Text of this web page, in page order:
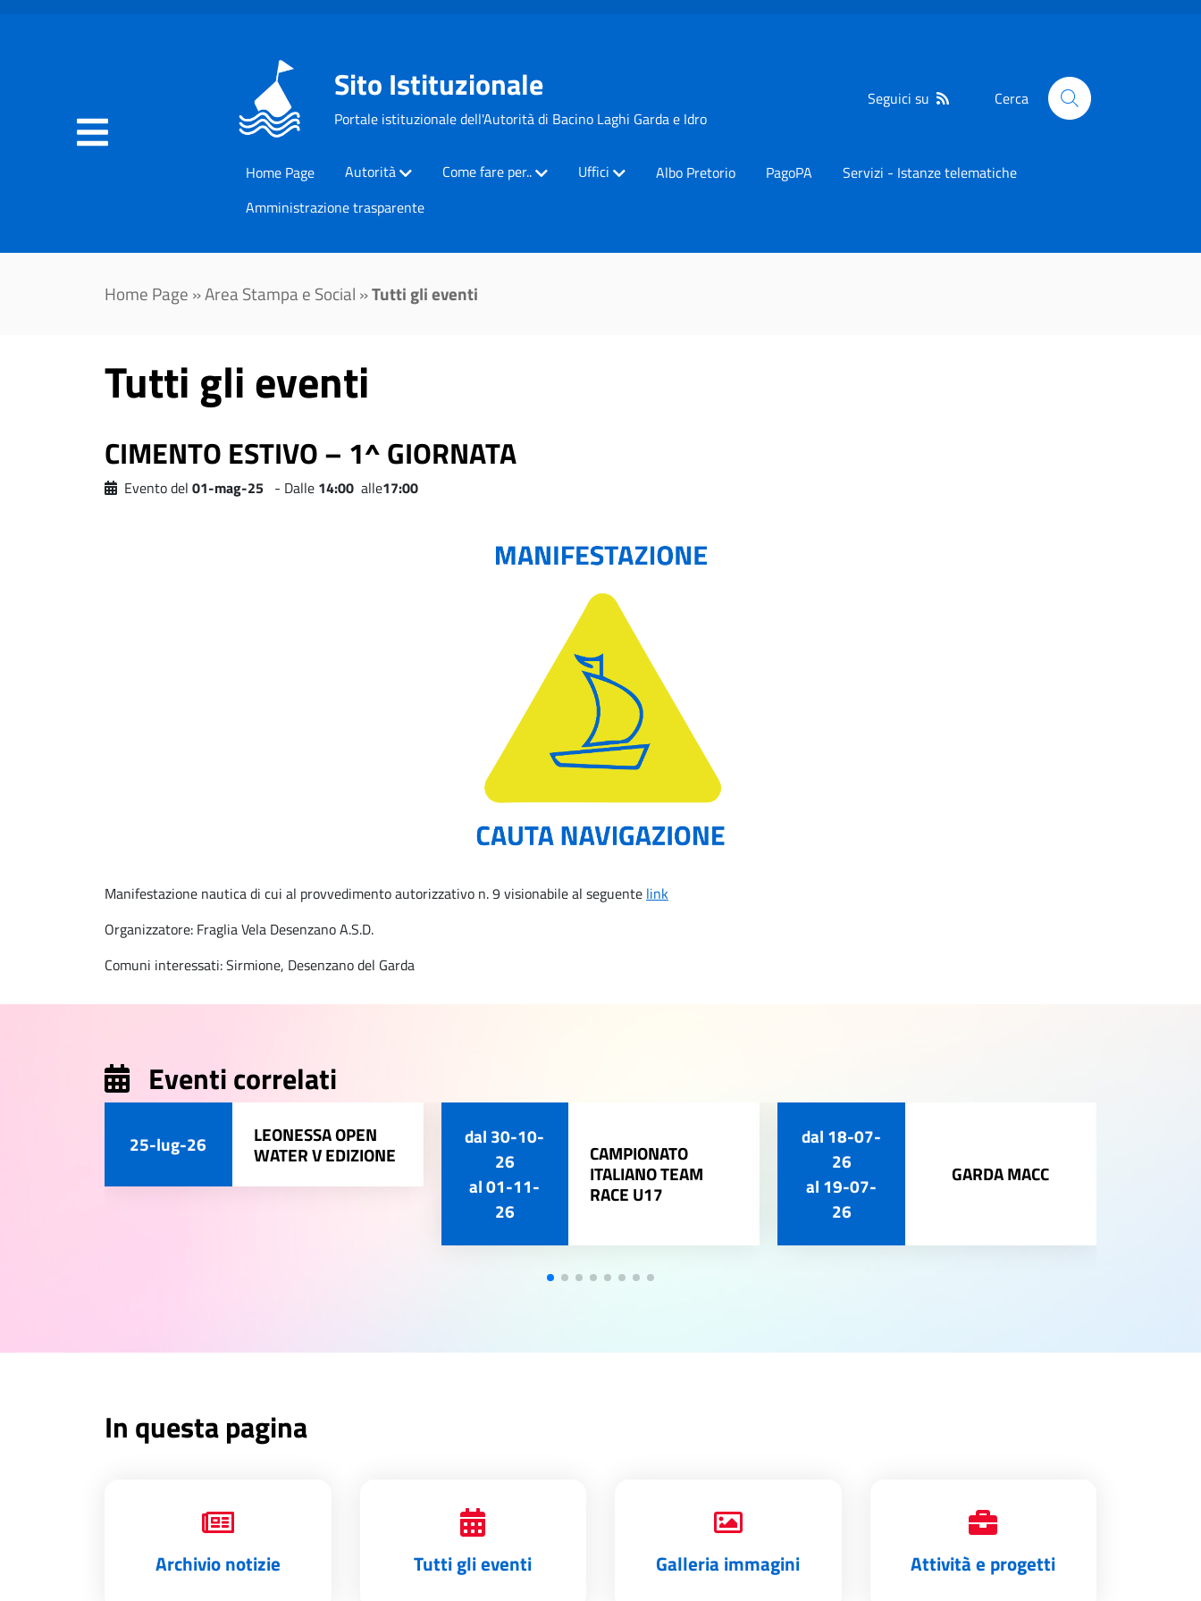
Sito Istituzionale
Portale istituzionale dell'Autorità di Bacino Laghi Garda e Idro
Seguici su Cerca
Home Page Autorità Come fare per.. Uffici Albo Pretorio PagoPA
Servizi - Istanze telematiche
Amministrazione trasparente
Home Page »Area Stampa e Social »Tutti gli eventi
Tutti gli eventi
CIMENTO ESTIVO – 1^ GIORNATA
Evento del 01-mag-25 - Dalle 14:00 alle17:00
Manifestazione nautica di cui al provvedimento autorizzativo n. 9 visionabile al seguente link
Organizzatore: Fraglia Vela Desenzano A.S.D.
Comuni interessati: Sirmione, Desenzano del Garda
Eventi correlati
25-lug-26 LEONESSA OPEN
WATER V EDIZIONE
dal 30-10-
26
al01-11-
26
CAMPIONATO
ITALIANO TEAM
RACE U17
dal 18-07-
26
al 19-07-
26
GARDA MACC
In questa pagina
Archivio notizie Tutti gli eventi Galleria immagini Attività e progetti